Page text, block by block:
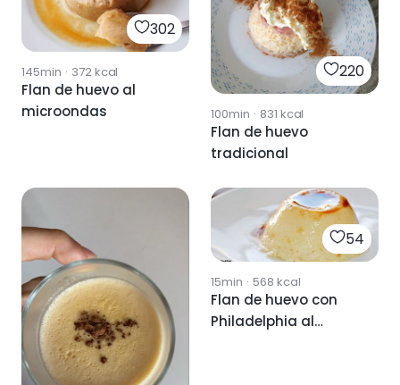
302
145min · 372kcal
Flan de huevo al
microondas
220
100min · 831 kcal
Flan de huevo
tradicional
54
15min · 568 kcal
Flan de huevo con
Philadelphia al